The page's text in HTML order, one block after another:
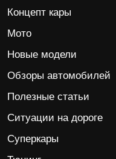
Концепт кары
Мото
Новые модели
Обзоры автомобилей
Полезные статьи
Ситуации на дороге
Суперкары